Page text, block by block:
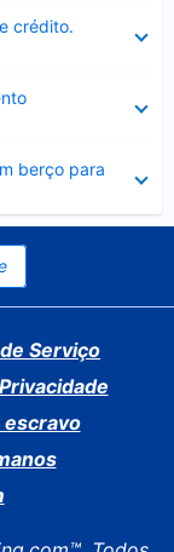
crédito.
berço para
Serviço
escravo